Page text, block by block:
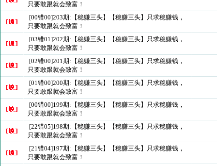
只要敢跟就会致富！
[00错00]203期:【稳赚三头】【稳赚三头】只求稳赚钱，
只要敢跟就会致富！
[03错01]202期:【稳赚三头】【稳赚三头】只求稳赚钱，
只要敢跟就会致富！
[02错00]201期:【稳赚三头】【稳赚三头】只求稳赚钱，
只要敢跟就会致富！
[01错00]200期:【稳赚三头】【稳赚三头】只求稳赚钱，
只要敢跟就会致富！
[00错00]199期:【稳赚三头】【稳赚三头】只求稳赚钱，
只要敢跟就会致富！
[22错05]198期:【稳赚三头】【稳赚三头】只求稳赚钱，
只要敢跟就会致富！
[21错04]197期:【稳赚三头】【稳赚三头】只求稳赚钱，
只要敢跟就会致富！